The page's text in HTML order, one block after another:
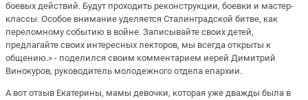
боевых действий. Будут проходить реконструкции, боевки и мастер-
классы. Особое внимание уделяется Сталинградской битве, как
переломному событию в войне. Записывайте своих детей,
предлагайте своих интересных лекторов, мы всегда открыты к
общению.» - поделился своим комментарием иерей Димитрий
Винокуров, руководитель молодежного отдела епархии.
А вот отзыв Екатерины, мамы девочки, которая уже дважды была в